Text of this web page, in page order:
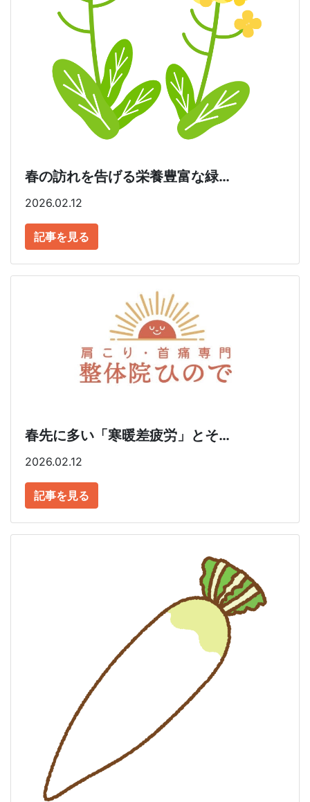
春の訪れを告げる栄養豊富な緑…
2026.02.12
記事を見る
春先に多い「寒暖差疲労」とそ…
2026.02.12
記事を見る